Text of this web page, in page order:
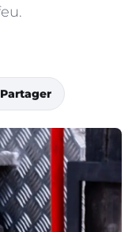
Partager